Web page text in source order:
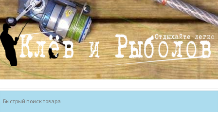
Перейти
к
навигации
Перейти
к
содержимому